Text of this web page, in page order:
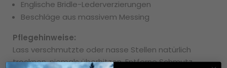
Englische Bridle-Lederverzierungen
Beschläge aus massivem Messing
Pflegehinweise:
Lass verschmutzte oder nasse Stellen natürlich
trocknen, niemals überhitzen. Entferne Schmutz